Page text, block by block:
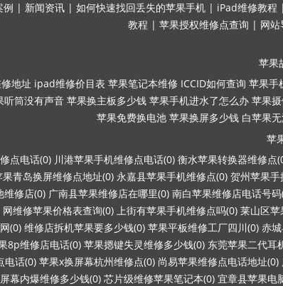
例 | 新闻资讯 | 如何快速找回丢失的苹果手机 | iPad维修教程 |
教程 | 苹果授权维修点查询 | 网站
苹果
地址 ipad维修价目表 苹果笔记本维修 ICCID如何查询 苹果手
听筒没有声音 苹果换主板多少钱 苹果手机进水了怎么办 苹果
苹果免费换电池 苹果换屏多少钱 白苹果
苹
点电话(0) 川港苹果手机维修点电话(0) 衡水苹果转换器维修点
果青岛换屏维修点地址(0) 永嘉县苹果手机维修点(0) 贺州苹果
维修店(0) 广南县苹果维修店在哪里(0) 南白苹果维修店电话号
网维修苹果价格表查询(0) 上街有苹果手机维修点吗(0) 莱山区苹
(0) 维修店拆机苹果要多少钱(0) 苹果平板维修工厂四川(0) 赤
8p维修店电话(0) 苹果摁键失灵维修多少钱(0) 东莞苹果二代耳
电话(0) 苹果x换屏幕杭州维修点(0) 尚易苹果维修点电话地址(0)
幕内爆维修多少钱(0) 芯片级维修苹果笔记本(0) 宜章县苹果电